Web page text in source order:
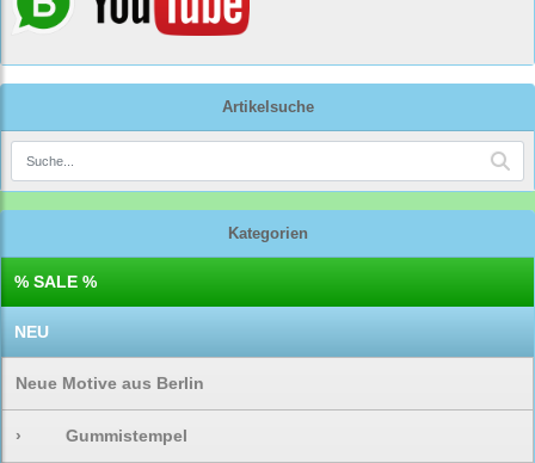
Artikelsuche
Kategorien
% SALE %
NEU
Neue Motive aus Berlin
› Gummistempel